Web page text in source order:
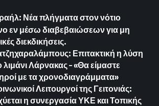
Νέα πλήγματα στον νότιο
εν μέσω διαβεβαιώσεων για μη
διεκδικήσεις.
Επιτακτική η λύση
λιμάνι Λάρνακας – «Θα είμαστε
με τα χρονοδιαγράμματα»
Λειτουργοί της Γειτονιάς:
η συνεργασία ΥΚΕ και Τοπικής